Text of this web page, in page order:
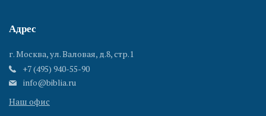
Адрес
г. Москва, ул. Валовая, д.8, стр.1
+7 (495) 940-55-90
info@biblia.ru
Наш офис